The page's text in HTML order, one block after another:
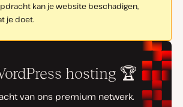
kan je website beschadigen,
je doet.